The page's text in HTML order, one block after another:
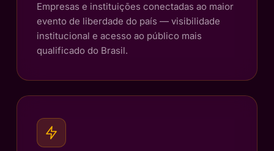
Empresas e instituições conectadas ao maior
evento de liberdade do país — visibilidade
institucional e acesso ao público mais
qualificado do Brasil.